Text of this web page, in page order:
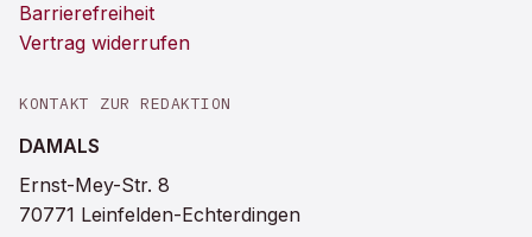
Barrierefreiheit
Vertrag widerrufen
KONTAKT ZUR REDAKTION
DAMALS
Ernst-Mey-Str. 8
70771 Leinfelden-Echterdingen